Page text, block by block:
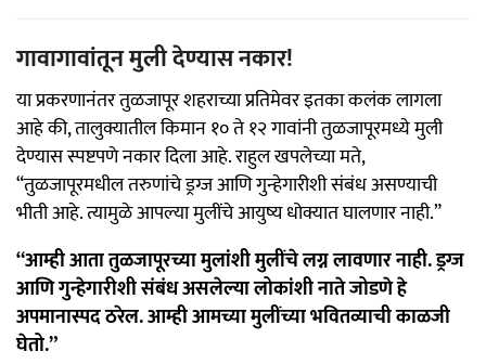
गावागावांतून मुली देण्यास नकार!
या प्रकरणानंतर तुळजापूर शहराच्या प्रतिमेवर इतका कलंक लागला
आहे की, तालुक्यातील किमान १० ते १२ गावांनी तुळजापूरमध्ये मुली
देण्यास स्पष्टपणे नकार दिला आहे. राहुल खपलेच्या मते,
“तुळजापूरमधील तरुणांचे ड्रग्ज आणि गुन्हेगारीशी संबंध असण्याची
भीती आहे. त्यामुळे आपल्या मुलींचे आयुष्य धोक्यात घालणार नाही.”
“आम्ही आता तुळजापूरच्या मुलांशी मुलींचे लग्न लावणार नाही. ड्रग्ज
आणि गुन्हेगारीशी संबंध असलेल्या लोकांशी नाते जोडणे हे
अपमानास्पद ठरेल. आम्ही आमच्या मुलींच्या भवितव्याची काळजी
घेतो.”